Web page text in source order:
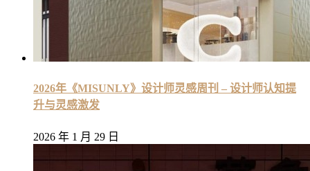
2026年《MISUNLY》设计师灵感周刊 – 设计师认知提
升与灵感激发
2026 年 1 月 29 日